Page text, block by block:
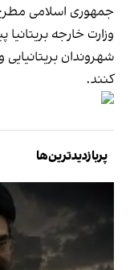
جمهوری اسلامی
وزارت خارجه
شهروندان
کنند.
پربازدیدترین‌ها